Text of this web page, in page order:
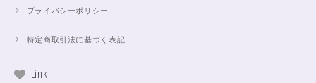
プライバシーポリシー
特定商取引法に基づく表記
Link